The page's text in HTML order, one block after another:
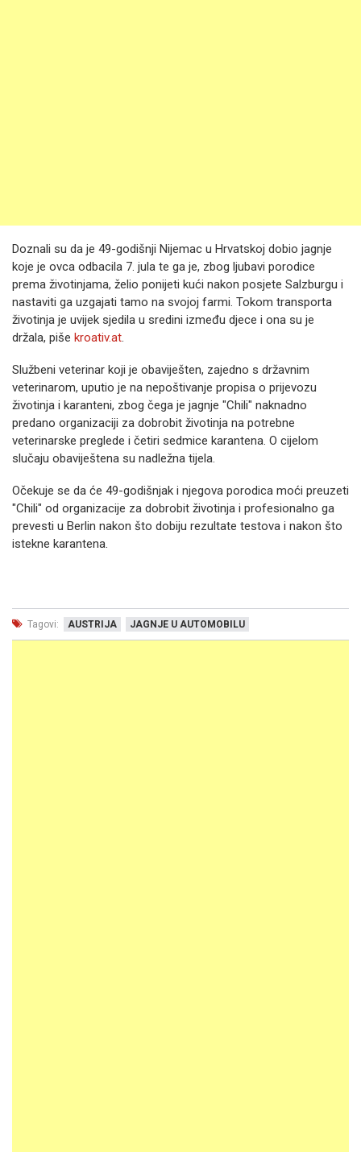
Doznali su da je 49-godišnji Nijemac u Hrvatskoj dobio jagnje
koje je ovca odbacila 7. jula te ga je, zbog ljubavi porodice
prema životinjama, želio ponijeti kući nakon posjete Salzburgu i
nastaviti ga uzgajati tamo na svojoj farmi. Tokom transporta
životinja je uvijek sjedila u sredini između djece i ona su je
držala, piše kroativ.at.
Službeni veterinar koji je obaviješten, zajedno s državnim
veterinarom, uputio je na nepoštivanje propisa o prijevozu
životinja i karanteni, zbog čega je jagnje "Chili" naknadno
predano organizaciji za dobrobit životinja na potrebne
veterinarske preglede i četiri sedmice karantena. O cijelom
slučaju obaviještena su nadležna tijela.
Očekuje se da će 49-godišnjak i njegova porodica moći preuzeti
"Chili" od organizacije za dobrobit životinja i profesionalno ga
prevesti u Berlin nakon što dobiju rezultate testova i nakon što
istekne karantena.
Tagovi: AUSTRIJA JAGNJE U AUTOMOBILU